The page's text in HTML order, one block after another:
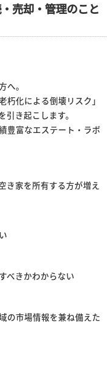
売却・管理のこと
へ。
化による倒壊リスク」
引き起こします。
豊富なエステート・ラボ
き家を所有する方が増え
べきかわからない
の市場情報を兼ね備えた